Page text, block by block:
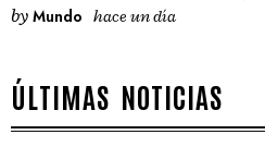
by Mundo hace un día
ÚLTIMAS NOTICIAS